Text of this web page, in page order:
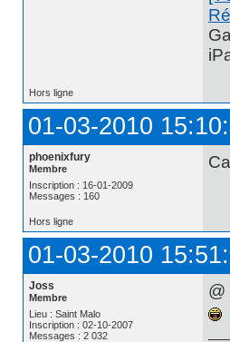
Hors ligne
01-03-2010
phoenixfury
Membre
Inscription : 16-01-2009
Messages : 160
Hors ligne
01-03-2010
Joss
Membre
Lieu : Saint Malo
Inscription : 02-10-2007
Messages : 2 032
@